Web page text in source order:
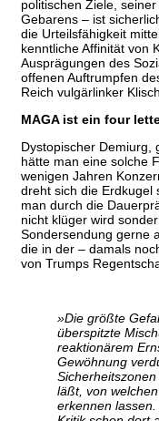
politischen Ziele,
Gebarens – ist
die Urteilsfähigkeit
kenntliche Affinität von
Ausprägungen des
offenen Auftrumpfen
Reich vulgärlinker
MAGA ist ein four
Dystopischer Demiurg,
hätte man eine solche
wenigen Jahren
dreht sich die Erdkugel
man durch die
nicht klüger wird
Sondersendung gerne
die in der – damals
von Trumps
»Die größte
überspitzte
reaktionärem
Gewöhnung
läßt, von
erkennen